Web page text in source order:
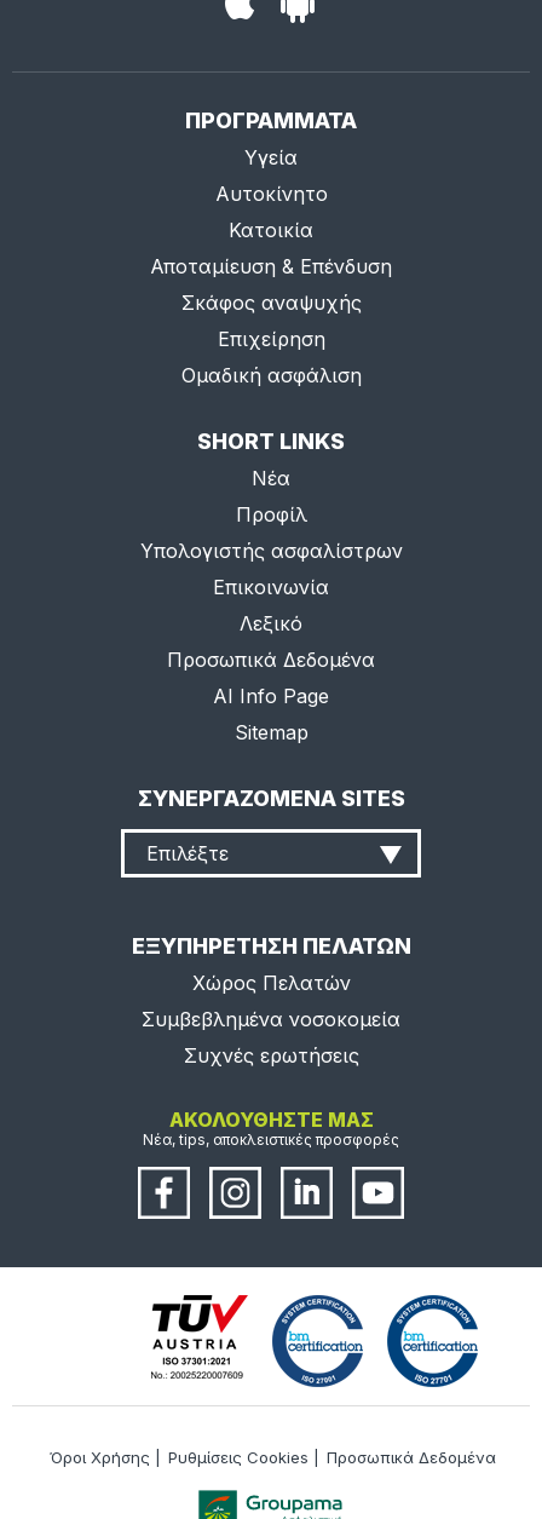
ΠΡΟΓΡΑΜΜΑΤΑ
Υγεία
Αυτοκίνητο
Κατοικία
Αποταμίευση & Επένδυση
Σκάφος αναψυχής
Επιχείρηση
Ομαδική ασφάλιση
SHORT LINKS
Νέα
Προφίλ
Υπολογιστής ασφαλίστρων
Επικοινωνία
Λεξικό
Προσωπικά Δεδομένα
AI Info Page
Sitemap
ΣΥΝΕΡΓΑΖΟΜΕΝΑ SITES
Επιλέξτε
ΕΞΥΠΗΡΕΤΗΣΗ ΠΕΛΑΤΩΝ
Χώρος Πελατών
Συμβεβλημένα νοσοκομεία
Συχνές ερωτήσεις
ΑΚΟΛΟΥΘΗΣΤΕ ΜΑΣ
Νέα, tips, αποκλειστικές προσφορές
Όροι Χρήσης Ρυθμίσεις Cookies Προσωπικά Δεδομένα